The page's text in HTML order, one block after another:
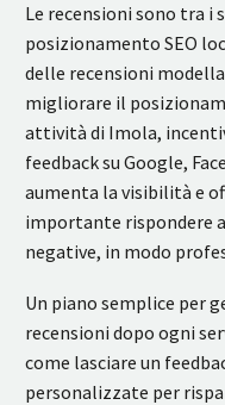
Le recensioni sono tra
posizionamento SEO
delle recensioni
migliorare il
attività di Imola,
feedback su Google,
aumenta la visibilità e
importante rispondere
negative, in modo
Un piano semplice per
recensioni dopo ogni
come lasciare un
personalizzate per